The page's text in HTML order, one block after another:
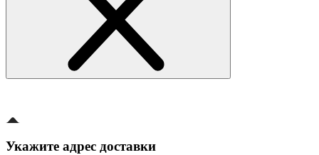
Укажите адрес доставки